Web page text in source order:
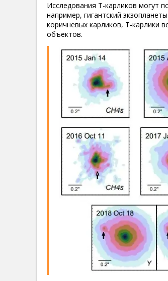
Исследования Т-карликов могут
например, гигантский
коричневых карликов, T-карлики
объектов.